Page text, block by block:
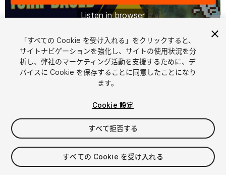
1/2
$29
消費税は決済時に計算されます
「すべての Cookie を受け入れる」をクリックすると、
サイトナビゲーションを強化し、サイトの使用状況を分
析し、弊社のマーケティング活動を支援するために、デ
バイスに Cookie を保存することに同意したことになり
ます。
Cookie 設定
すべて拒否する
すべての Cookie を受け入れる